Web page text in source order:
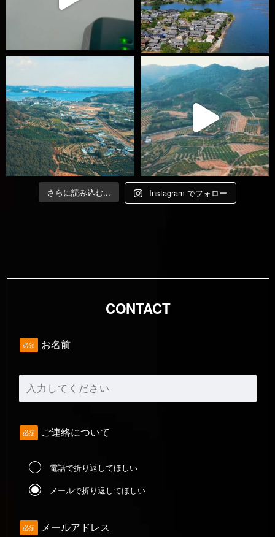
さらに読み込む... Instagram でフォロー
CONTACT
必須 お名前
必須 ご連絡について
電話で折り返してほしい
メールで折り返してほしい
必須 メールアドレス